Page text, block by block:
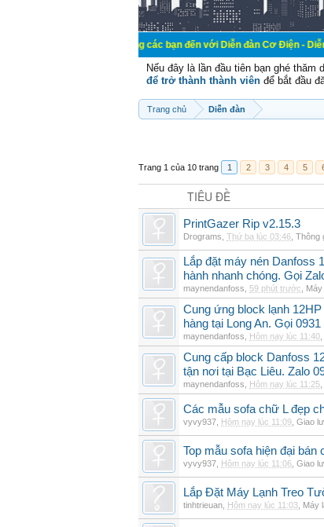
Chào mừng các bạn đến với Diễn đàn Cơ Điện - Diễn đàn Cơ
Nếu đây là lần đầu tiên bạn ghé
để trở thành thành viên để bắt đầu
Trang chủ Diễn đàn
Trang 1 của 10 trang 1 2 3 4 5
TIÊU ĐỀ
PrintGazer Rip v2.15.3
Drograms Thứ ba lúc 03:46 Thông
Lắp đặt máy nén Danfoss
hành nhanh chóng. Gọi
maynendanfoss 59 phút trước Máy
Cung ứng block lạnh
hàng tại Long An. Gọi
maynendanfoss Hôm nay lúc 11:40
Cung cấp block Danfoss
tận nơi tại Bạc Liêu. Zalo
maynendanfoss Hôm nay lúc 11:25
Các mẫu sofa chữ L đẹp
vyvy937 Hôm nay lúc 11:09 Giao
Top mẫu sofa hiện đại
vyvy937 Hôm nay lúc 11:06 Giao
Lắp Đặt Máy Lạnh Treo
tinhtrieuan Hôm nay lúc 11:03 Máy